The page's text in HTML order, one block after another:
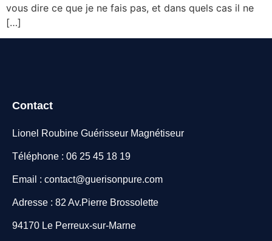
vous dire ce que je ne fais pas, et dans quels cas il ne
[…]
Contact
Lionel Roubine Guérisseur Magnétiseur
Téléphone : 06 25 45 18 19
Email : contact@guerisonpure.com
Adresse : 82 Av.Pierre Brossolette
94170 Le Perreux-sur-Marne